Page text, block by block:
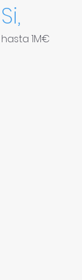
Si,
hasta 1M€